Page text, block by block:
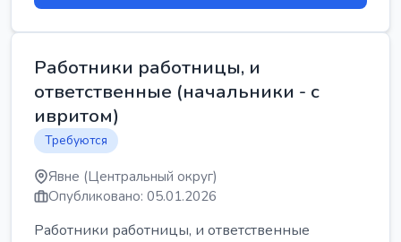
Работники работницы, и
ответственные (начальники - с
ивритом)
Требуются
Явне (Центральный округ)
Опубликовано: 05.01.2026
Работники работницы, и ответственные